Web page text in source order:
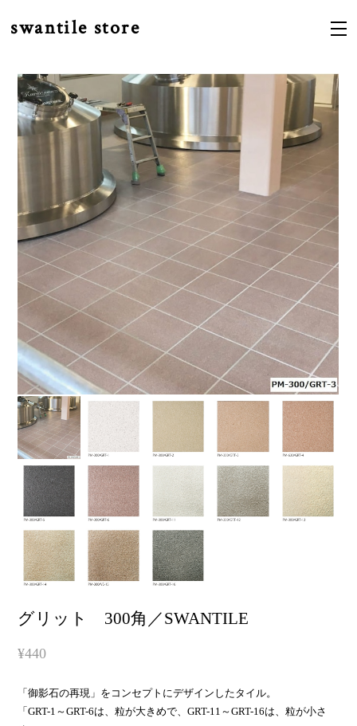
swantile store
グリット 300角／SWANTILE
¥440
「御影石の再現」をコンセプトにデザインしたタイル。
「GRT-1～GRT-6は、粒が大きめで、GRT-11～GRT-16は、粒が小さ